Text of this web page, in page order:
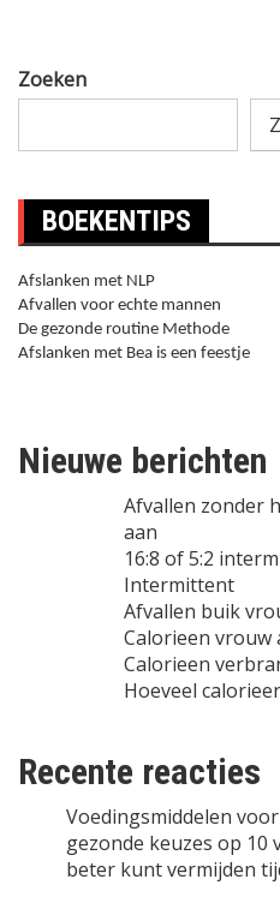
Zoeken
BOEKENTIPS
Afslanken met NLP
Afvallen voor echte mannen
De gezonde routine Methode
Afslanken met Bea is een feestje
Nieuwe berichten
Afvallen zonder
aan
16:8 of 5:2
Intermittent
Afvallen buik
Calorieen vrouw
Calorieen
Hoeveel
Recente reacties
Voedingsmiddelen
gezonde keuzes op 10
beter kunt vermijden